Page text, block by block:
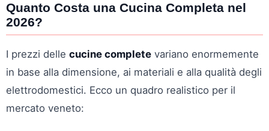
Quanto Costa una Cucina Completa nel
2026?
I prezzi delle cucine complete variano enormemente
in base alla dimensione, ai materiali e alla qualità degli
elettrodomestici. Ecco un quadro realistico per il
mercato veneto: